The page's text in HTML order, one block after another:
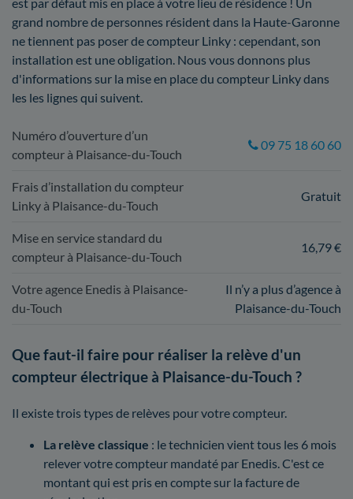
est par défaut mis en place à votre lieu de résidence ! Un
grand nombre de personnes résident dans la Haute-Garonne
ne tiennent pas poser de compteur Linky : cependant, son
installation est une obligation. Nous vous donnons plus
d'informations sur la mise en place du compteur Linky dans
les les lignes qui suivent.
Numéro d’ouverture d’un
compteur à Plaisance-du-Touch
09 75 18 60 60
Frais d’installation du compteur
Linky à Plaisance-du-Touch
Gratuit
Mise en service standard du
compteur à Plaisance-du-Touch
16,79 €
Votre agence Enedis à Plaisance-
du-Touch
Il n’y a plus d’agence à
Plaisance-du-Touch
Que faut-il faire pour réaliser la relève d'un
compteur électrique à Plaisance-du-Touch ?
Il existe trois types de relèves pour votre compteur.
La relève classique : le technicien vient tous les 6 mois
relever votre compteur mandaté par Enedis. C'est ce
montant qui est pris en compte sur la facture de